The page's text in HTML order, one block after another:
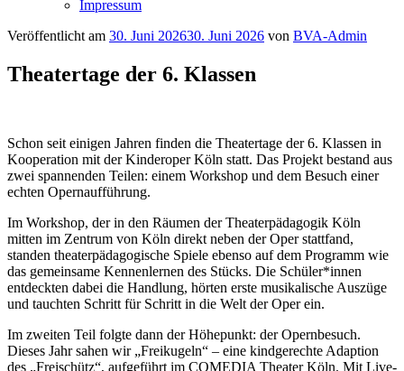
Impressum
Veröffentlicht am 30. Juni 202630. Juni 2026 von BVA-Admin
Theatertage der 6. Klassen
Schon seit einigen Jahren finden die Theatertage der 6. Klassen in
Kooperation mit der Kinderoper Köln statt. Das Projekt bestand aus
zwei spannenden Teilen: einem Workshop und dem Besuch einer
echten Opernaufführung.
Im Workshop, der in den Räumen der Theaterpädagogik Köln
mitten im Zentrum von Köln direkt neben der Oper stattfand,
standen theaterpädagogische Spiele ebenso auf dem Programm wie
das gemeinsame Kennenlernen des Stücks. Die Schüler*innen
entdeckten dabei die Handlung, hörten erste musikalische Auszüge
und tauchten Schritt für Schritt in die Welt der Oper ein.
Im zweiten Teil folgte dann der Höhepunkt: der Opernbesuch.
Dieses Jahr sahen wir „Freikugeln“ – eine kindgerechte Adaption
des „Freischütz“, aufgeführt im COMEDIA Theater Köln. Mit Live-